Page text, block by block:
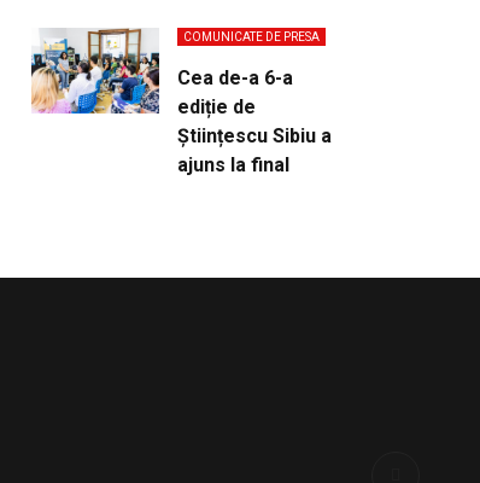
COMUNICATE DE PRESA
Cea de-a 6-a
ediție de
Științescu Sibiu a
ajuns la final